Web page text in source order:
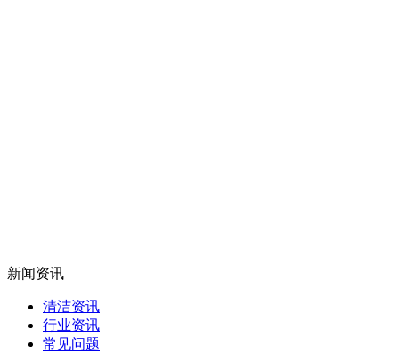
新闻资讯
清洁资讯
行业资讯
常见问题